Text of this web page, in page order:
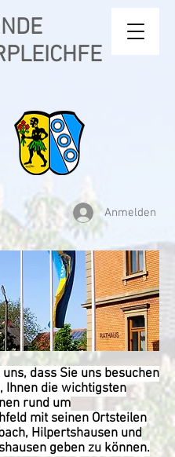
dass Sie uns besuchen
Ihnen die wichtigsten
rund um
mit seinen Ortsteilen
Hilpertshausen und
geben zu können.
Anmelden